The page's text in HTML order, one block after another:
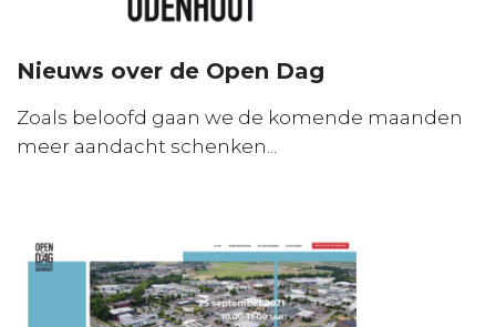
Nieuws over de Open Dag
Zoals beloofd gaan we de komende maanden
meer aandacht schenken...